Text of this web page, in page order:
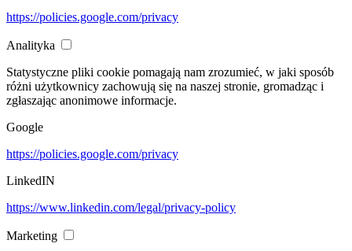
https://policies.google.com/privacy
Analityka
Statystyczne pliki cookie pomagają nam zrozumieć, w jaki sposób
różni użytkownicy zachowują się na naszej stronie, gromadząc i
zgłaszając anonimowe informacje.
Google
https://policies.google.com/privacy
LinkedIN
https://www.linkedin.com/legal/privacy-policy
Marketing